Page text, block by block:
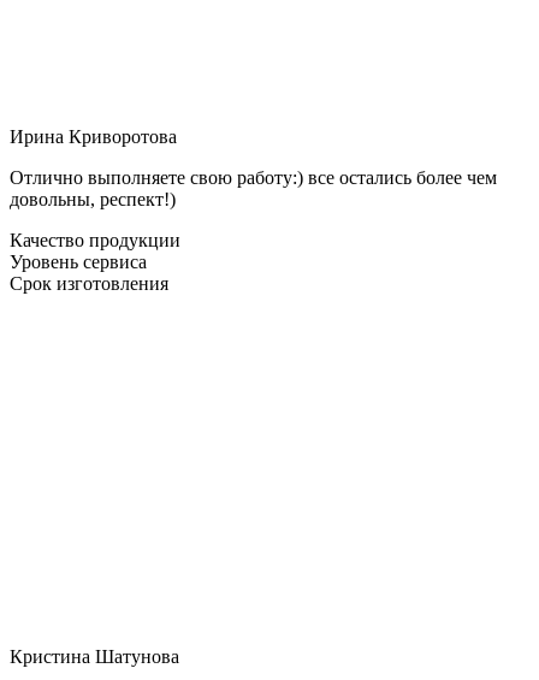
Ирина Криворотова
Отлично выполняете свою работу:) все остались более чем
довольны, респект!)
Качество продукции
Уровень сервиса
Срок изготовления
Кристина Шатунова